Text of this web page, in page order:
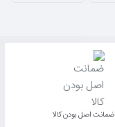
ﺿﻤﺎﻧﺖ اﺻﻞ ﺑﻮدن ﮐﺎﻟﺎ